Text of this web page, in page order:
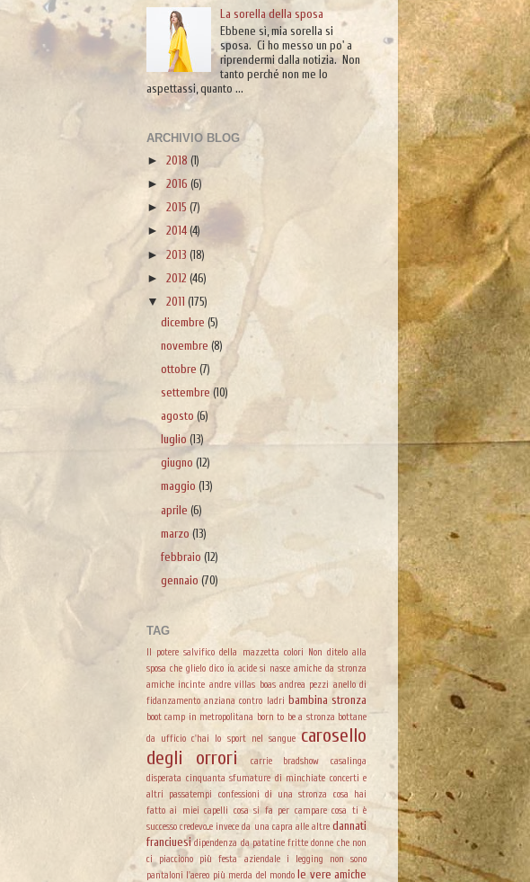
La sorella della sposa
Ebbene sì, mia sorella si
sposa. Ci ho messo un po' a
riprendermi dalla notizia. Non
tanto perché non me lo
aspettassi, quanto ...
ARCHIVIO BLOG
► 2018 (1)
► 2016 (6)
► 2015 (7)
► 2014(4)
► 2013 (18)
► 2012 (46)
▼ 2011 (175)
dicembre(5)
novembre(8)
ottobre(7)
settembre(10)
agosto(6)
luglio(13)
giugno(12)
maggio(13)
aprile(6)
marzo(13)
febbraio(12)
gennaio(70)
TAG
Il potere salvifico della mazzetta colori Non ditelo alla
sposa che glielo dico io. acide si nasce amiche da stronza
amiche incinte andre villas boas andrea pezzi anello di
fidanzamento anziana contro ladri bambina stronza
boot camp in metropolitana born to be a stronza bottane
da ufficio c'hai lo sport nel sangue carosello
degli orrori
carrie bradshow
casalinga
disperata cinquanta sfumature di minchiate concerti e
altri passatempi
confessioni di una stronza
cosa hai
fatto ai miei capelli cosa si fa per campare cosa ti è
successo credevo...e invece da una capra alle altre dannati
franciuesi dipendenza da patatine fritte donne che non
ci piacciono più
festa aziendale
i legging non sono
pantaloni l'aereo più merda del mondo le vere amiche